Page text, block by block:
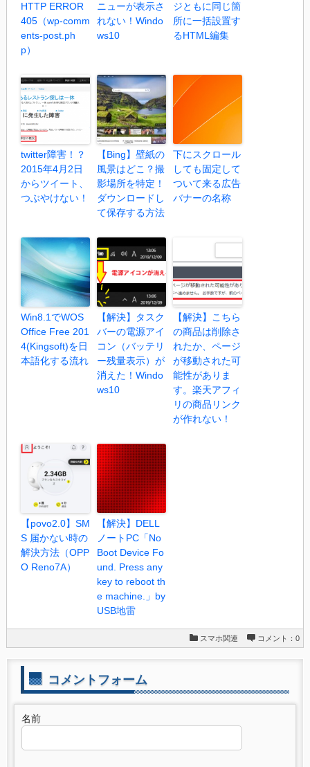
HTTP ERROR
405（wp-comm
ents-post.ph
p）
ニューが表示さ
れない！Windo
ws10
ジともに同じ箇
所に一括設置す
るHTML編集
twitter障害！？
2015年4月2日
からツイート、
つぶやけない！
【Bing】壁紙の
風景はどこ？撮
影場所を特定！
ダウンロードし
て保存する方法
下にスクロール
しても固定して
ついて来る広告
バナーの名称
Win8.1でWOS
Office Free 201
4(Kingsoft)を日
本語化する流れ
【解決】タスク
バーの電源アイ
コン（バッテリ
ー残量表示）が
消えた！Windo
ws10
【解決】こちら
の商品は削除さ
れたか、ページ
が移動された可
能性がありま
す。楽天アフィ
リの商品リンク
が作れない！
【povo2.0】SM
S 届かない時の
解決方法（OPP
O Reno7A）
【解決】DELL
ノートPC「No
Boot Device Fo
und. Press any
key to reboot th
e machine.」by
USB地雷
スマホ関連 コメント：0
コメントフォーム
名前